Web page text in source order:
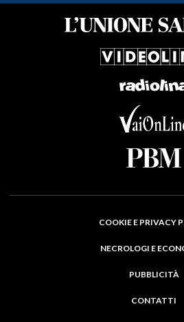
COOKIE E PRIVACY
NECROLOGI E
PUBBLICITÀ
CONTATTI